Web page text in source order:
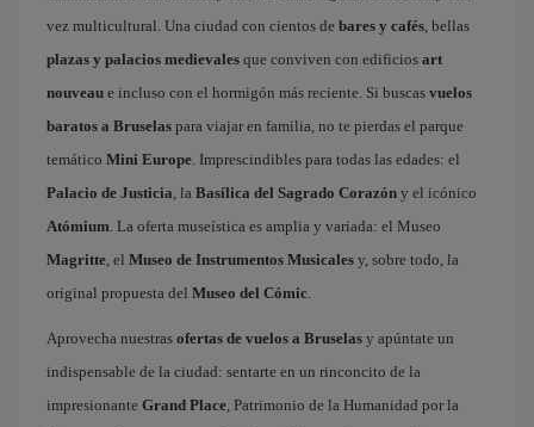
vez multicultural. Una ciudad con cientos de bares y cafés, bellas
plazas y palacios medievales que conviven con edificios art
nouveau e incluso con el hormigón más reciente. Si buscas vuelos
baratos a Bruselas para viajar en familia, no te pierdas el parque
temático Mini Europe. Imprescindibles para todas las edades: el
Palacio de Justicia, la Basílica del Sagrado Corazón y el icónico
Atómium. La oferta museística es amplia y variada: el Museo
Magritte, el Museo de Instrumentos Musicales y, sobre todo, la
original propuesta del Museo del Cómic.
Aprovecha nuestras ofertas de vuelos a Bruselas y apúntate un
indispensable de la ciudad: sentarte en un rinconcito de la
impresionante Grand Place, Patrimonio de la Humanidad por la